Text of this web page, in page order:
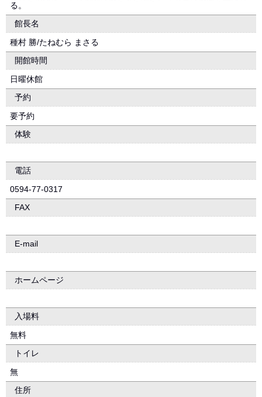
る。
館長名
種村 勝/たねむら まさる
開館時間
日曜休館
予約
要予約
体験
電話
0594-77-0317
FAX
E-mail
ホームページ
入場料
無料
トイレ
無
住所